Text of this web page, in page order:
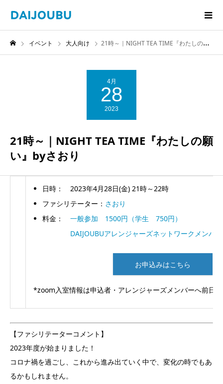
イベント 大人向け 21時～｜NIGHT TEA TIME『わたしの願い』byさおり
4月
28
2023
21時～｜NIGHT TEA TIME『わたしの願
い』byさおり
日時： 2023年4月28日(金) 21時～22時
ファシリテーター： さおり
料金：一般参加 1500円（学生 750円）
DAIJOUBUアレンジャーズネットワークメンバ
お申込みはこちら
*zoom入室情報は申込者・アレンジャーズメンバーへ前日
【ファシリテーターコメント】
2023年度が始まりました！
コロナ禍を過ごし、これから進み出ていく中で、変化の時でもあ
るかもしれません。